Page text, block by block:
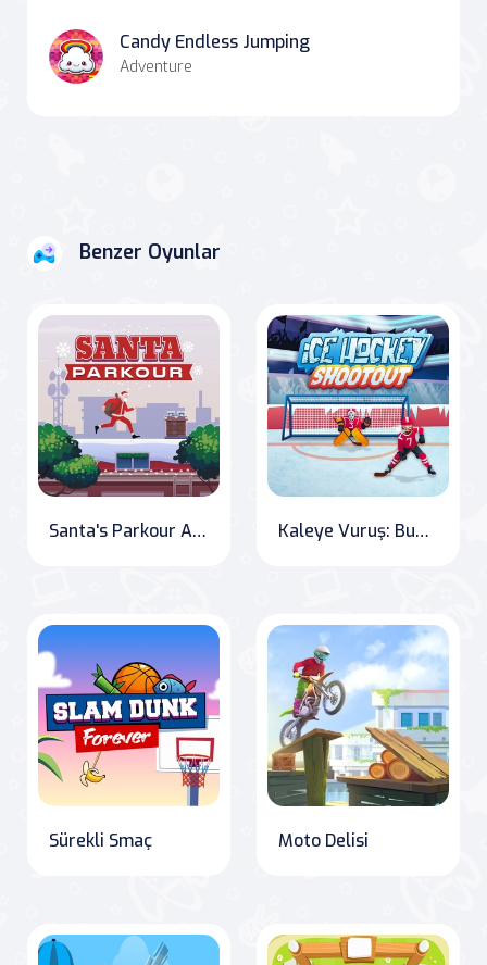
Candy Endless Jumping
Adventure
Benzer Oyunlar
Santa's Parkour Adventure: Rooftop Run Kaleye Vuruş: Buz Hokeyi
Sürekli Smaç Moto Delisi